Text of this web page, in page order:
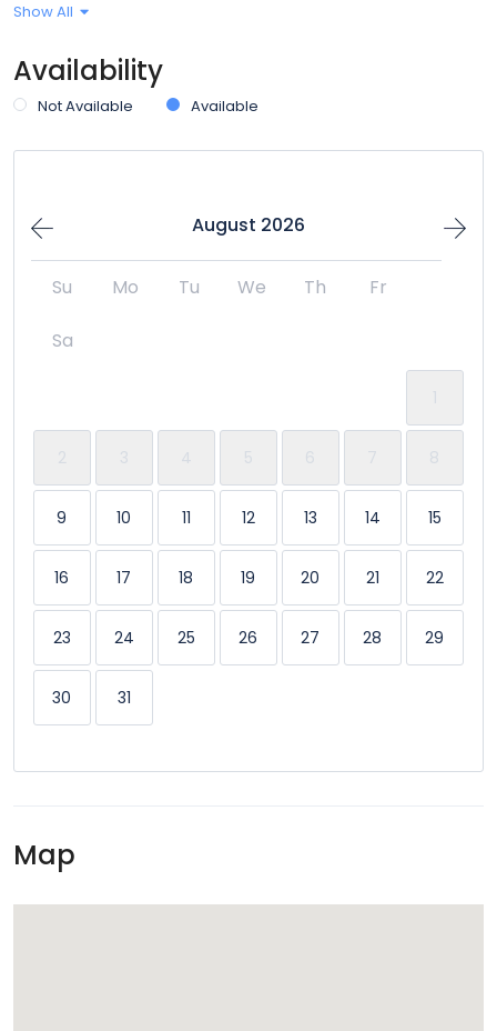
Entrée dans les lieux 24h/24
TV
Washer & Dryer
Show All
Availability
Not Available Available
August 2026
Su Mo Tu We Th Fr
Sa
1
2 3 4 5 6 7 8
9 10 11 12 13 14 15
16 17 18 19 20 21 22
23 24 25 26 27 28 29
30 31
Map